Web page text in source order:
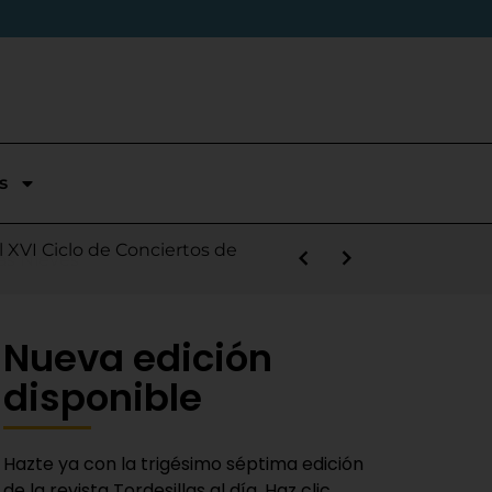
temporada en Segunda
Nieves
Ciclo de Conciertos de
sábado
la salida de Víctor Alonso
Fiestas del Novillo
Bravas y logra un puesto
adaptado a la actualidad»
Nueva edición
disponible
Hazte ya con la trigésimo séptima edición